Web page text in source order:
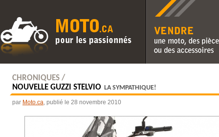
Vendre une moto, des
des accessoires
CHRONIQUES /
NOUVELLE GUZZI STELVIO
LA SYMPATHIQUE!
par Moto.ca , publié le 28 novembre 2010